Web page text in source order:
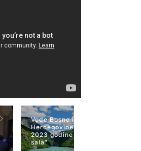
Vode Bosne i
Hercegovine 22 mart
2023 godine "Plava
sala"